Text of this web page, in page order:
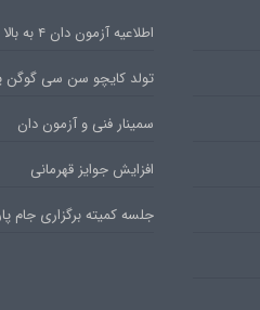
اطلاعیه آزمون دان ۴ به بالا
تولد کایچو سن سی گوگن
سمینار فنی و آزمون دان
افزایش جوایز قهرمانی
جلسه کمیته برگزاری جام